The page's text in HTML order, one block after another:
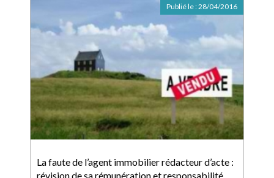
La faute de l’agent immobilier rédacteur d’acte :
révision de sa rémunération et responsabilité
Publié le :28/04/2016